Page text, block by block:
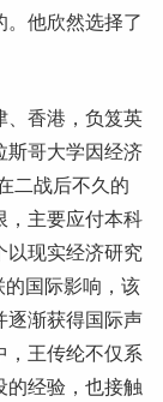
。他欣然选择了
、香港，负笈英
斯哥大学因经济
二战后不久的
，主要应付本科
以现实经济研究
的国际影响，该
逐渐获得国际声
，王传纶不仅系
的经验，也接触